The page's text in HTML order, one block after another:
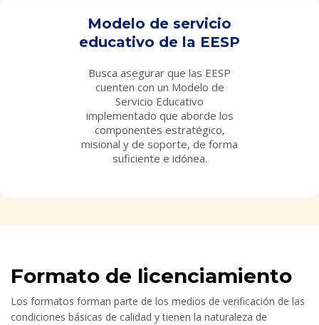
Modelo de servicio
educativo de la EESP
Busca asegurar que las EESP
cuenten con un Modelo de
Servicio Educativo
implementado que aborde los
componentes estratégico,
misional y de soporte, de forma
suficiente e idónea.
Formato de licenciamiento
Los formatos forman parte de los medios de verificación de las
condiciones básicas de calidad y tienen la naturaleza de